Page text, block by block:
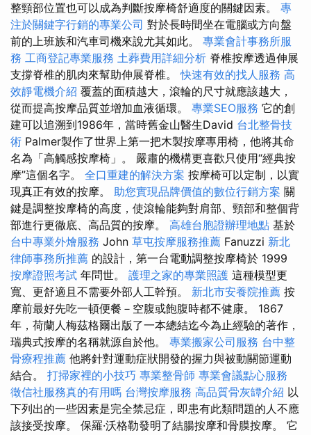
整頸部位置也可以成為判斷按摩椅舒適度的關鍵因素。 專
注於關鍵字行銷的專業公司 對於長時間坐在電腦或方向盤
前的上班族和汽車司機來說尤其如此。 專業會計事務所服
務 工商登記專業服務 土葬費用詳細分析 脊椎按摩透過伸展
支撐脊椎的肌肉來幫助伸展脊椎。快速有效的找人服務 高
效靜電機介紹 覆蓋的面積越大，滾輪的尺寸就應該越大，
從而提高按摩品質並增加血液循環。 專業SEO服務 它的創
建可以追溯到1986年，當時舊金山醫生David 台北整骨技
術 Palmer製作了世界上第一把木製按摩專用椅，他將其命
名為「高觸感按摩椅」。 嚴肅的機構更喜歡只使用“經典按
摩”這個名字。 全口重建的解決方案 按摩椅可以定制，以實
現真正有效的按摩。 助您實現品牌價值的數位行銷方案 關
鍵是調整按摩椅的高度，使滾輪能夠對肩部、頸部和整個背
部進行更徹底、高品質的按摩。 高雄台胞證辦理地點 基於
台中專業外燴服務 John 草屯按摩服務推薦 Fanuzzi 新北
律師事務所推薦 的設計，第一台電動調整按摩椅於 1999
按摩證照考試 年問世。 護理之家的專業照護 這種模型更
寬、更舒適且不需要外部人工幹預。 新北市安養院推薦 按
摩前最好先吃一頓便餐－空腹或飽腹時都不健康。 1867
年，荷蘭人梅茲格爾出版了一本總結迄今為止經驗的著作，
瑞典式按摩的名稱就源自於他。 專業搬家公司服務 台中整
骨療程推薦 他將針對運動症狀開發的握力與被動關節運動
結合。 打掃家裡的小技巧 專業整骨師 專業會議點心服務
徵信社服務真的有用嗎 台灣按摩服務 高品質骨灰罈介紹 以
下列出的一些因素是完全禁忌症，即患有此類問題的人不應
該接受按摩。 保羅·沃格勒發明了結腸按摩和骨膜按摩。 它